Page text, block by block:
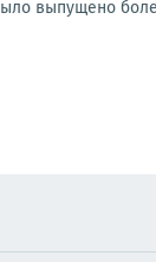
выпущено